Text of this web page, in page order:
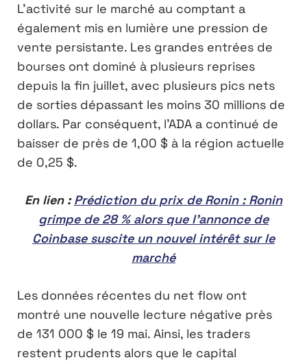
L’activité sur le marché au comptant a
également mis en lumière une pression de
vente persistante. Les grandes entrées de
bourses ont dominé à plusieurs reprises
depuis la fin juillet, avec plusieurs pics nets
de sorties dépassant les moins 30 millions de
dollars. Par conséquent, l’ADA a continué de
baisser de près de 1,00 $ à la région actuelle
de 0,25 $.
En lien :Prédiction du prix de Ronin : Ronin
grimpe de 28 % alors que l’annonce de
Coinbase suscite un nouvel intérêt sur le
marché
Les données récentes du net flow ont
montré une nouvelle lecture négative près
de 131 000 $ le 19 mai. Ainsi, les traders
restent prudents alors que le capital